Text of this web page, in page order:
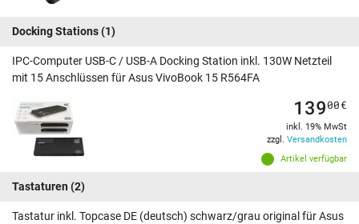
Docking Stations(1)
IPC-Computer USB-C / USB-A Docking Station inkl. 130W Netzteil
mit 15 Anschlüssen für Asus VivoBook 15 R564FA
Artikel verfügbar
13900€
inkl. 19% MwSt
zzgl. Versandkosten
Tastaturen (2)
Tastatur inkl. Topcase DE (deutsch) schwarz/grau original für Asus